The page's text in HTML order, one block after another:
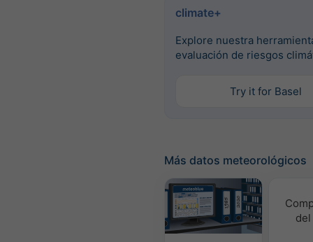
climate+
Explore nuestra
evaluación de riesgos
Try it for Basel
Más datos meteorológicos